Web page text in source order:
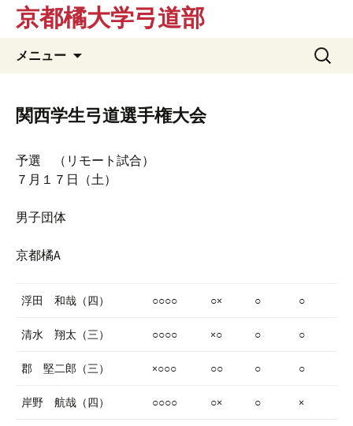
京都橘大学弓道部
メニュー
ン
ツ
ス
キ
検
索:
関西学生弓道選手権大会
予選 （リモート試合）
７月１７日（土）
男子団体
京都橘A
浮田 和哉（四） ○○○○ ○× ○ ○
清水 翔太（三） ○○○○ ×○ ○ ○
郡 堅二郎（三） ×○○○ ○○ ○ ○
岸野 航哉（四） ○○○○ ○× ○ ×